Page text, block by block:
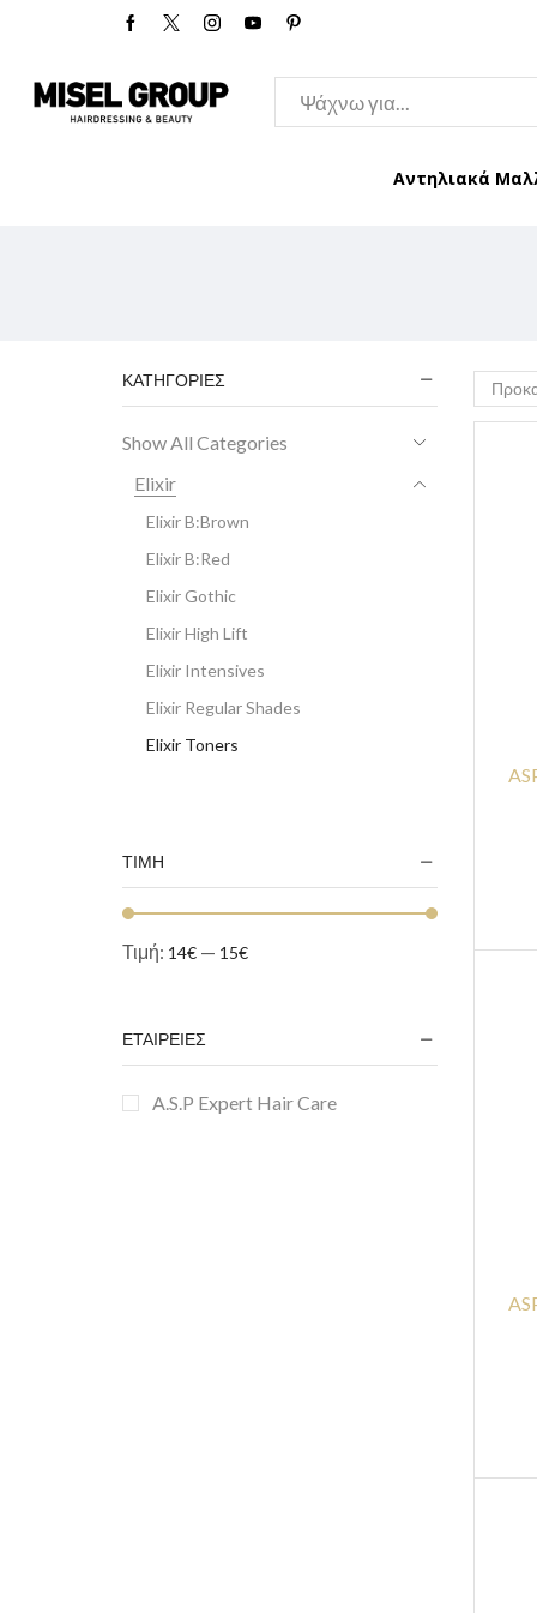
Αντηλιακά
ΚΑΤΗΓΟΡΊΕΣ
Show All Categories
Elixir
Elixir B:Brown
Elixir B:Red
Elixir Gothic
Elixir High Lift
Elixir Intensives
Elixir Regular Shades
Elixir Toners
ΤΙΜΗ
Τιμή: 14€ — 15€
ΕΤΑΙΡΕΙΕΣ
A.S.P Expert Hair Care